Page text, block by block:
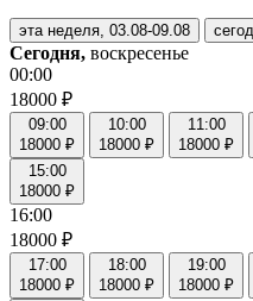
эта неделя, 03.08-09.08
Сегодня, воскресенье
00:00
18000 ₽
09:00
18000 ₽
10:00
18000 ₽
11:00
18000 ₽
15:00
18000 ₽
16:00
18000 ₽
17:00
18000 ₽
18:00
18000 ₽
19:00
18000 ₽